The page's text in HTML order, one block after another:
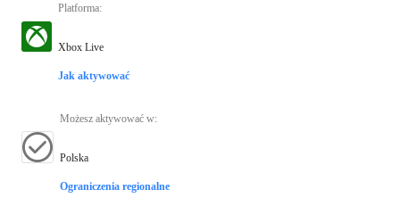
Platforma:
Xbox Live
Jak aktywować
Możesz aktywować w:
Polska
Ograniczenia regionalne